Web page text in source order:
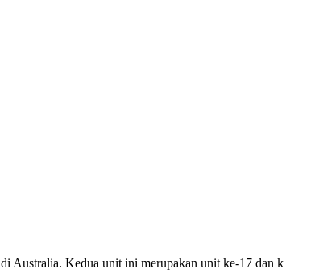
Australia. Kedua unit ini merupakan unit ke-17 dan k